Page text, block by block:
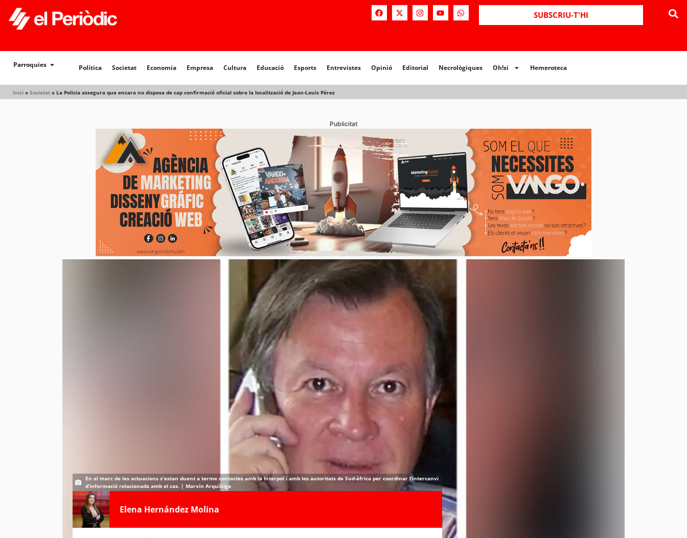
SUBSCRIU-T'HI
Parroquies Política Societat Economia Empresa Cultura Educació Esports Entrevistes Opinió Editorial Necrològiques Oh!si Hemeroteca
Inici » Societat » La Policia assegura que encara no disposa de cap confirmació oficial sobre la localització de Jean-Louis Pérez
Política Societat Opinió Editorial Necrològiques Hemeroteca
Publicitat
En el marc de les actuacions s'estan duent a terme contactes amb la Interpol i amb les autoritats de Sud-àfrica per coordinar l’intercanvi
d’informació relacionada amb el cas. | Marvin Arquíñigo
Elena Hernández Molina